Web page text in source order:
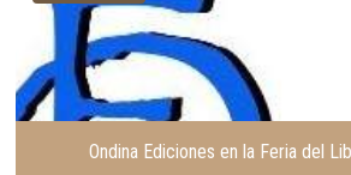
Ondina Ediciones en la Feria del